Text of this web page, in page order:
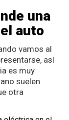
una
auto
vamos al
así
es muy
suelen
otra